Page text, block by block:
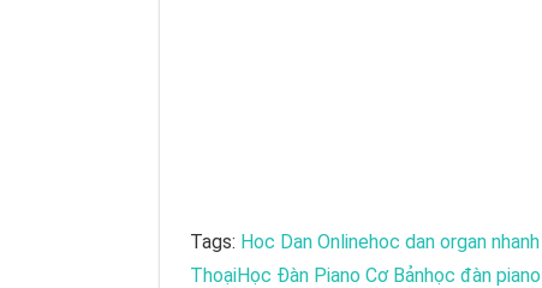
Tags: Hoc Dan Onlinehoc dan organ
ThoạiHọc Đàn Piano Cơ Bảnhọc đàn